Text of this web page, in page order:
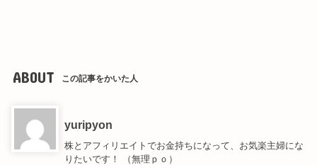
ABOUT この記事をかいた人
yuripyon
株とアフィリエイトでお金持ちになって、お気楽主婦にな
りたいです！ （無理ｐｏ）